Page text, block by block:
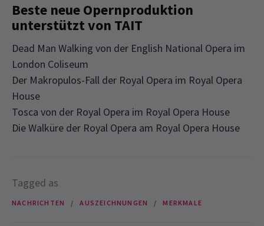
Beste neue Opernproduktion
unterstützt von TAIT
Dead Man Walking von der English National Opera im
London Coliseum
Der Makropulos-Fall der Royal Opera im Royal Opera
House
Tosca von der Royal Opera im Royal Opera House
Die Walküre der Royal Opera am Royal Opera House
Tagged as
NACHRICHTEN AUSZEICHNUNGEN MERKMALE